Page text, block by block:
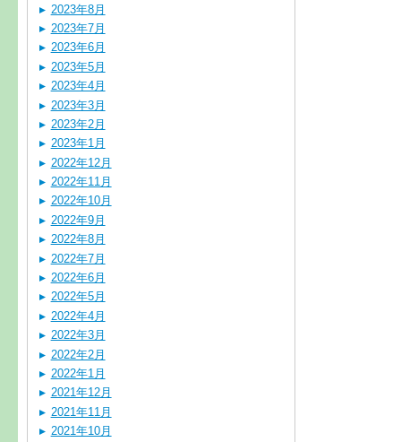
2023年8月
2023年7月
2023年6月
2023年5月
2023年4月
2023年3月
2023年2月
2023年1月
2022年12月
2022年11月
2022年10月
2022年9月
2022年8月
2022年7月
2022年6月
2022年5月
2022年4月
2022年3月
2022年2月
2022年1月
2021年12月
2021年11月
2021年10月